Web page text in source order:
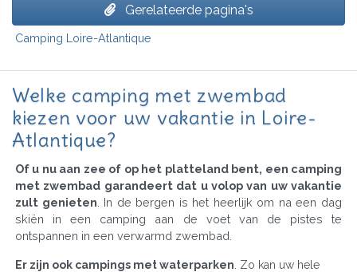
Gerelateerde pagina's
Camping Loire-Atlantique
Welke camping met zwembad
kiezen voor uw vakantie in Loire-
Atlantique?
Of u nu aan zee of op het platteland bent, een camping
met zwembad garandeert dat u volop van uw vakantie
zult genieten . In de bergen is het heerlijk om na een dag
skiën in een camping aan de voet van de pistes te
ontspannen in een verwarmd zwembad.
Er zijn ook campings met waterparken . Zo kan uw hele